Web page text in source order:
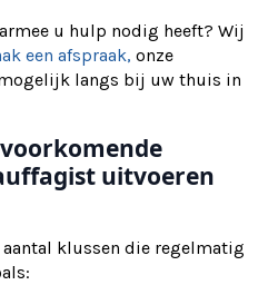
u hulp nodig heeft? Wij
een afspraak, onze
langs bij uw thuis in
uitvoeren
klussen die regelmatig